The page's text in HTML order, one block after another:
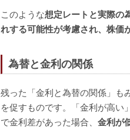
このような想定レートと実際の
れする可能性が考慮され、株価
為替と金利の関係
残った「金利と為替の関係」も
を促すものです。「金利が高い
で金利差があった場合、 金利が